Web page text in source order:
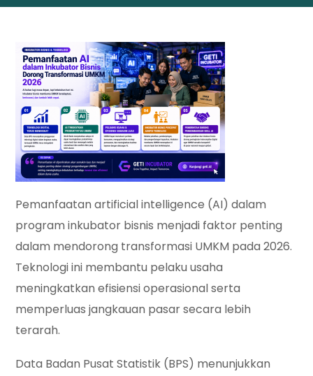
Pemanfaatan artificial intelligence (AI) dalam
program inkubator bisnis menjadi faktor penting
dalam mendorong transformasi UMKM pada 2026.
Teknologi ini membantu pelaku usaha
meningkatkan efisiensi operasional serta
memperluas jangkauan pasar secara lebih
terarah.
Data Badan Pusat Statistik (BPS) menunjukkan